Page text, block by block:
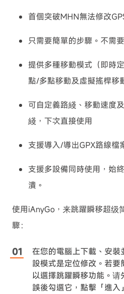
首個突破MHN無法修改
只需要簡單的步驟。不需
提供多種移動模式（即時
點/多點移動及虛擬搖桿移
可自定義路綫、移動速度
綫，下次直接使用
支援導入/導出GPX路線檔
支援多設備同時使用，始
潰。
使用iAnyGo，来跳躍瞬移超级
驟：
在您的電腦上下載、安
設模式是定位修改。若
以選擇跳躍瞬移功能。
誤後勾選它，點擊「進入